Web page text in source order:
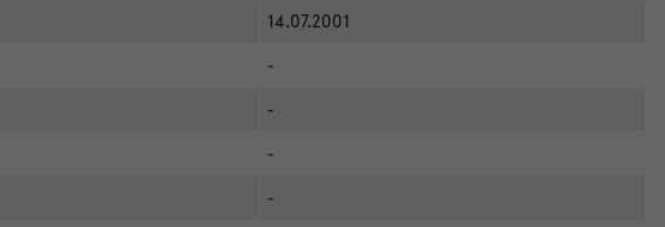
14.07.2001
-
-
-
-